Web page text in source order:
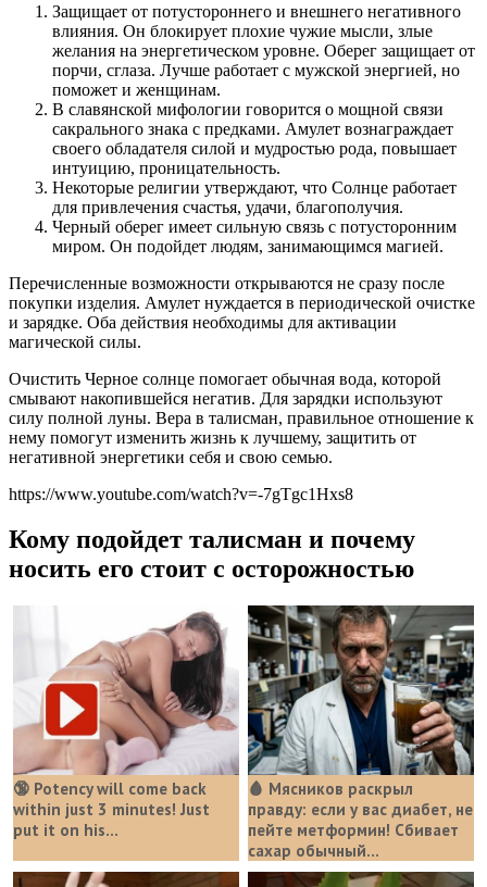
Защищает от потустороннего и внешнего негативного
влияния. Он блокирует плохие чужие мысли, злые
желания на энергетическом уровне. Оберег защищает от
порчи, сглаза. Лучше работает с мужской энергией, но
поможет и женщинам.
В славянской мифологии говорится о мощной связи
сакрального знака с предками. Амулет вознаграждает
своего обладателя силой и мудростью рода, повышает
интуицию, проницательность.
Некоторые религии утверждают, что Солнце работает
для привлечения счастья, удачи, благополучия.
Черный оберег имеет сильную связь с потусторонним
миром. Он подойдет людям, занимающимся магией.
Перечисленные возможности открываются не сразу после
покупки изделия. Амулет нуждается в периодической очистке
и зарядке. Оба действия необходимы для активации
магической силы.
Очистить Черное солнце помогает обычная вода, которой
смывают накопившейся негатив. Для зарядки используют
силу полной луны. Вера в талисман, правильное отношение к
нему помогут изменить жизнь к лучшему, защитить от
негативной энергетики себя и свою семью.
https://www.youtube.com/watch?v=-7gTgc1Hxs8
Кому подойдет талисман и почему
носить его стоит с осторожностью
🔞 Potency will come back
within just 3 minutes! Just
put it on his…
🩸 Мясников раскрыл
правду: если у вас диабет, не
пейте метформин! Сбивает
сахар обычный...